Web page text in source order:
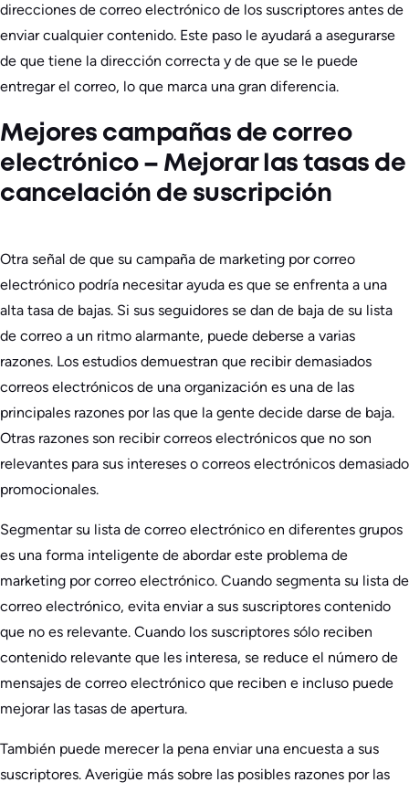
direcciones de correo electrónico de los suscriptores antes de
enviar cualquier contenido. Este paso le ayudará a asegurarse
de que tiene la dirección correcta y de que se le puede
entregar el correo, lo que marca una gran diferencia.
Mejores campañas de correo
electrónico – Mejorar las tasas de
cancelación de suscripción
Otra señal de que su campaña de marketing por correo
electrónico podría necesitar ayuda es que se enfrenta a una
alta tasa de bajas. Si sus seguidores se dan de baja de su lista
de correo a un ritmo alarmante, puede deberse a varias
razones. Los estudios demuestran que recibir demasiados
correos electrónicos de una organización es una de las
principales razones por las que la gente decide darse de baja.
Otras razones son recibir correos electrónicos que no son
relevantes para sus intereses o correos electrónicos demasiado
promocionales.
Segmentar su lista de correo electrónico en diferentes grupos
es una forma inteligente de abordar este problema de
marketing por correo electrónico. Cuando segmenta su lista de
correo electrónico, evita enviar a sus suscriptores contenido
que no es relevante. Cuando los suscriptores sólo reciben
contenido relevante que les interesa, se reduce el número de
mensajes de correo electrónico que reciben e incluso puede
mejorar las tasas de apertura.
También puede merecer la pena enviar una encuesta a sus
suscriptores. Averigüe más sobre las posibles razones por las